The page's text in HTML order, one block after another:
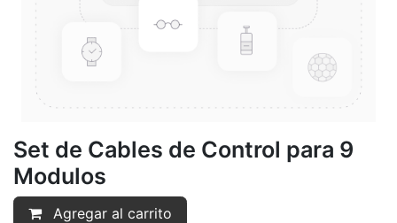
Set de Cables de Control para 9
Modulos
Agregar al carrito